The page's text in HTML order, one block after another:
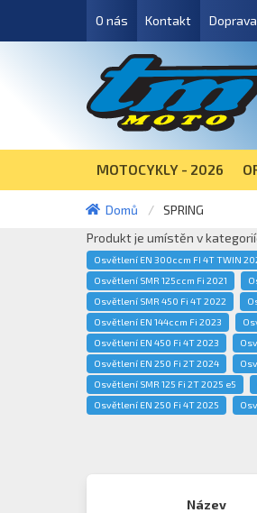
O nás Kontakt
MOTOCYKLY - 2026
Domů
SPRING
Produkt je umístěn v
Osvětlení EN 300ccm FI 4T TWIN
Osvětlení SMR 125ccm Fi 2021
Osvětlení SMR 450 Fi 4T 2022
Osvětlení EN 144ccm Fi 2023
Osvětlení EN 450 Fi 4T 2023
Osvětlení EN 250 Fi 2T 2024
Osvětlení SMR 125 Fi 2T 2025 e5
Osvětlení EN 250 Fi 4T 2025
Název